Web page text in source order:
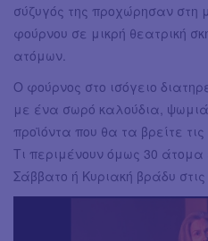
σύζυγός της προχώρησαν στη
φούρνου σε μικρή θεατρική
ατόμων.
Ο φούρνος στο ισόγειο
με ένα σωρό καλούδια,
προϊόντα που θα τα βρείτε
Τι περιμένουν όμως 30
Σάββατο ή Κυριακή βράδυ στις